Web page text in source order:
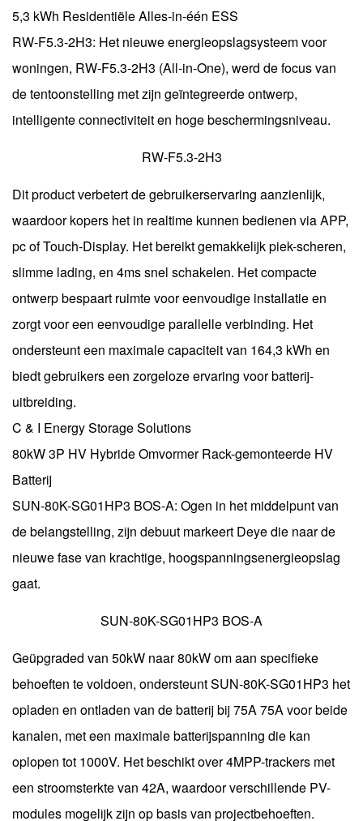
5,3 kWh Residentiële Alles-in-één ESS
RW-F5.3-2H3: Het nieuwe energieopslagsysteem voor
woningen, RW-F5.3-2H3 (All-in-One), werd de focus van
de tentoonstelling met zijn geïntegreerde ontwerp,
intelligente connectiviteit en hoge beschermingsniveau.
RW-F5.3-2H3
Dit product verbetert de gebruikerservaring aanzienlijk,
waardoor kopers het in realtime kunnen bedienen via APP,
pc of Touch-Display. Het bereikt gemakkelijk piek-scheren,
slimme lading, en 4ms snel schakelen. Het compacte
ontwerp bespaart ruimte voor eenvoudige installatie en
zorgt voor een eenvoudige parallelle verbinding. Het
ondersteunt een maximale capaciteit van 164,3 kWh en
biedt gebruikers een zorgeloze ervaring voor batterij-
uitbreiding.
C & I Energy Storage Solutions
80kW 3P HV Hybride Omvormer Rack-gemonteerde HV
Batterij
SUN-80K-SG01HP3 BOS-A: Ogen in het middelpunt van
de belangstelling, zijn debuut markeert Deye die naar de
nieuwe fase van krachtige, hoogspanningsenergieopslag
gaat.
SUN-80K-SG01HP3 BOS-A
Geüpgraded van 50kW naar 80kW om aan specifieke
behoeften te voldoen, ondersteunt SUN-80K-SG01HP3 het
opladen en ontladen van de batterij bij 75A 75A voor beide
kanalen, met een maximale batterijspanning die kan
oplopen tot 1000V. Het beschikt over 4MPP-trackers met
een stroomsterkte van 42A, waardoor verschillende PV-
modules mogelijk zijn op basis van projectbehoeften.